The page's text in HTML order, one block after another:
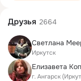
Друзья 2664
Светлана
Иркутск
Елизавета
г. Ангарск